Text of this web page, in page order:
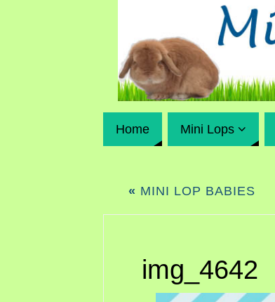
Home Mini Lops
« MINI LOP BABIES
img_4642